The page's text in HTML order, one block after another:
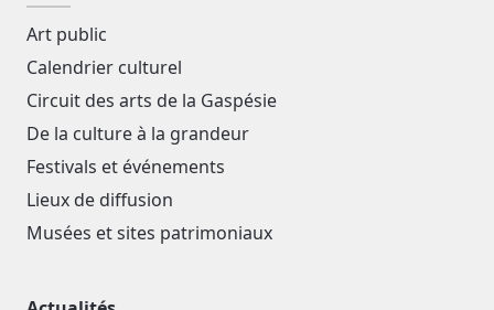
Art public
Calendrier culturel
Circuit des arts de la Gaspésie
De la culture à la grandeur
Festivals et événements
Lieux de diffusion
Musées et sites patrimoniaux